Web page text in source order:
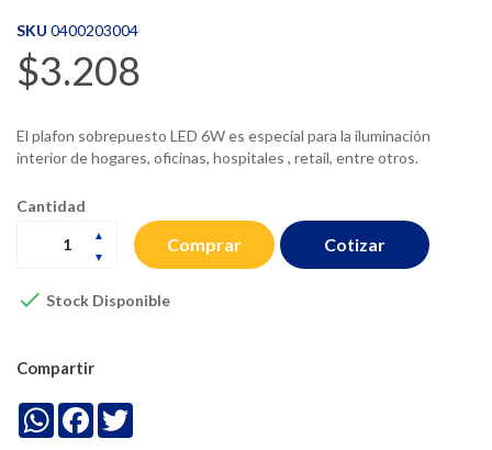
SKU 0400203004
$3.208
El plafon sobrepuesto LED 6W es especial para la iluminación
interior de hogares, oficinas, hospitales , retail, entre otros.
Cantidad
Comprar
 Stock Disponible
Cotizar
Compartir
WhatsApp
Facebook